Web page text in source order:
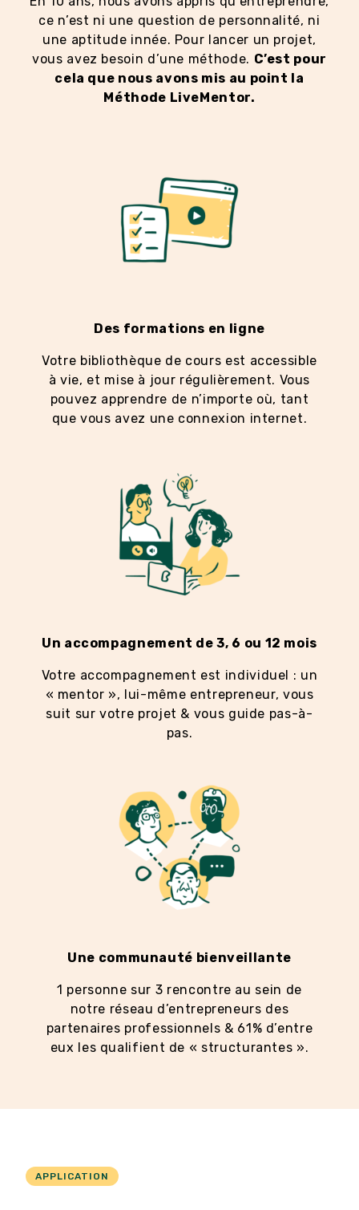
ce n’est ni une question de personnalité, ni
une aptitude innée. Pour lancer un projet,
vous avez besoin d’une méthode. C’est pour
cela que nous avons mis au point la
Méthode LiveMentor.
Des formations en ligne
Votre bibliothèque de cours est accessible
à vie, et mise à jour régulièrement. Vous
pouvez apprendre de n’importe où, tant
que vous avez une connexion internet.
Un accompagnement de 3, 6 ou 12 mois
Votre accompagnement est individuel : un
« mentor », lui-même entrepreneur, vous
suit sur votre projet & vous guide pas-à-
pas.
Une communauté bienveillante
1 personne sur 3 rencontre au sein de
notre réseau d’entrepreneurs des
partenaires professionnels & 61% d’entre
eux les qualifient de « structurantes ».
APPLICATION